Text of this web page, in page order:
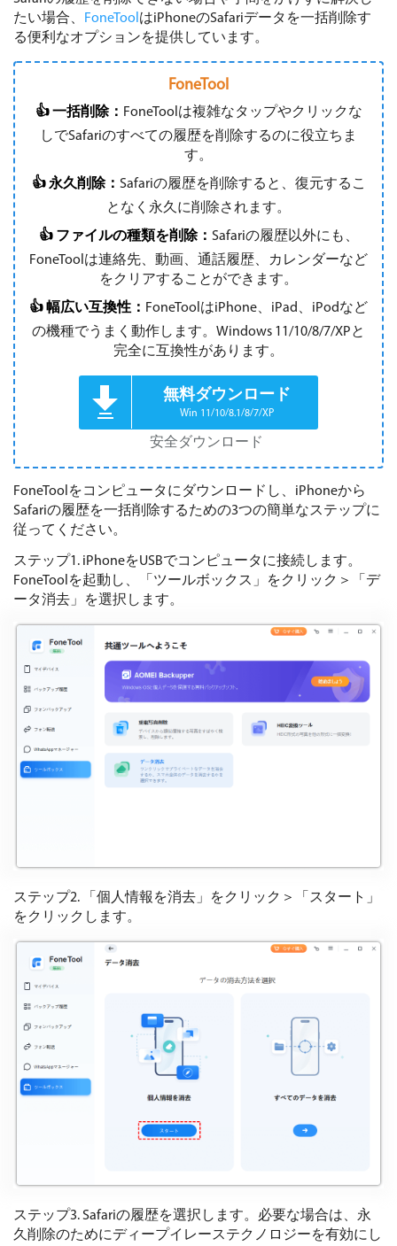
たい場合、
FoneTool はiPhoneのSafariデータを一括削除す
る便利なオプションを提供しています。
FoneTool
👍 一括削除： FoneToolは複雑なタップやクリックな
しでSafariのすべての履歴を削除するのに役立ちま
す。
👍 永久削除： Safariの履歴を削除すると、復元するこ
となく永久に削除されます。
👍 ファイルの種類を削除： Safariの履歴以外にも、
FoneToolは連絡先、動画、通話履歴、カレンダーなど
をクリアすることができます。
👍 幅広い互換性： FoneToolはiPhone、iPad、iPodなど
の機種でうまく動作します。Windows 11/10/8/7/XPと
完全に互換性があります。
無料ダウンロード
Win 11/10/8.1/8/7/XP
安全ダウンロード
FoneToolをコンピュータにダウンロードし、iPhoneから
Safariの履歴を一括削除するための3つの簡単なステップに
従ってください。
ステップ1. iPhoneをUSBでコンピュータに接続します。
FoneToolを起動し、「ツールボックス」をクリック＞「デ
ータ消去」を選択します。
ステップ2. 「個人情報を消去」をクリック＞「スタート」
をクリックします。
ステップ3. Safariの履歴を選択します。必要な場合は、永
久削除のためにディープイレーステクノロジーを有効にし